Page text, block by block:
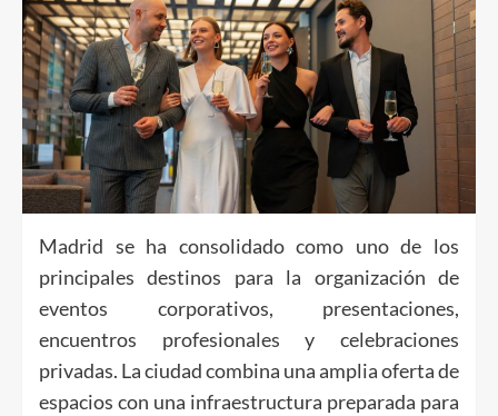
Madrid se ha consolidado como uno de los
principales destinos para la organización de
eventos corporativos, presentaciones,
encuentros profesionales y celebraciones
privadas. La ciudad combina una amplia oferta de
espacios con una infraestructura preparada para